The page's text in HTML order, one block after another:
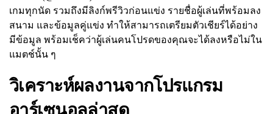
เกมทุกนัด รวมถึงมีลิงก์พรีวิวก่อนแข่ง รายชื่อผู้เล่นที่พร้อมลง
สนาม และข้อมูลคู่แข่ง ทำให้สามารถเตรียมตัวเชียร์ได้อย่าง
มีข้อมูล พร้อมเช็คว่าผู้เล่นคนโปรดของคุณจะได้ลงหรือไม่ใน
แมตช์นั้น ๆ
วิเคราะห์ผลงานจากโปรแกรม
อาร์เซนอลล่าสุด